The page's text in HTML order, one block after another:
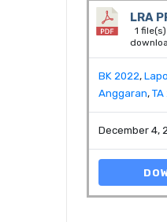
LRA
1 file(s)
BK 2022,
Anggaran,
December 4,